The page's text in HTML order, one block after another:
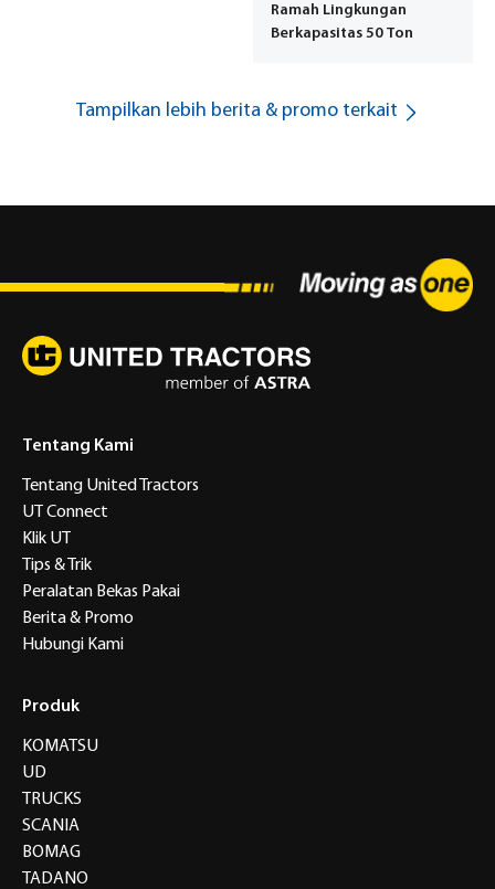
Ramah Lingkungan
Berkapasitas 50 Ton
Tampilkan lebih berita & promo terkait
Tentang Kami
Tentang United Tractors
UT Connect
Klik UT
Tips & Trik
Peralatan Bekas Pakai
Berita & Promo
Hubungi Kami
Produk
KOMATSU
UD
TRUCKS
SCANIA
BOMAG
TADANO